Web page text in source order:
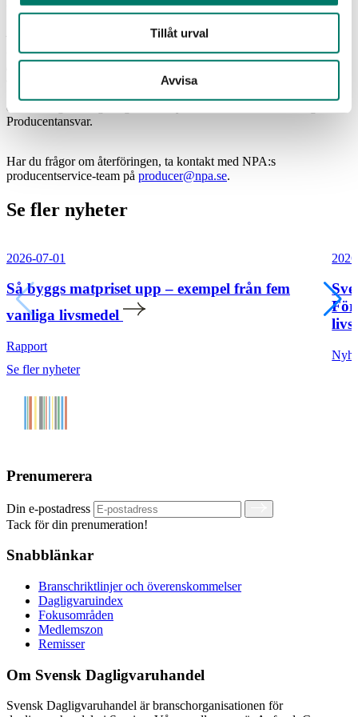
Tillåt urval
Avvisa
transporter än beräknat.
– Kommunerna kommer att bygga ut fastighetsnära insamling i
hela landet, och att det kommer att öka kostnaderna för systemet
framöver är otvetydigt, men det kommer ske senare än beräknat.
Som icke vinstutdelande producentansvarsorganisation menar vi att
och nu
Producentansvar.
Har du frågor om återföringen, ta kontakt med NPA:s
producentservice-team på producer@npa.se.
Se fler nyheter
2026-07-01
Så byggs matpriset upp – exempel från fem
vanliga livsmedel
Rapport
Se fler nyheter
Prenumerera
Din e-postadress
Tack för din prenumeration!
Snabblänkar
Branschriktlinjer och överenskommelser
Dagligvaruindex
Fokusområden
Medlemszon
Remisser
Om Svensk Dagligvaruhandel
Svensk Dagligvaruhandel är branschorganisationen för